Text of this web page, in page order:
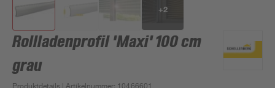
+2
Rollladenprofil 'Maxi' 100 cm
grau
Produktdetails | Artikelnummer: 10466601